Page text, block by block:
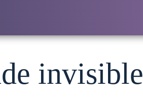
invisible